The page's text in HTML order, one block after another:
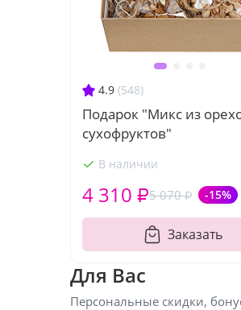
4.9 (548)
Подарок "Микс из
сухофруктов"
В наличии
5 070 ₽ -15%
4 310 ₽
Заказать
Для Вас
Персональные скидки,